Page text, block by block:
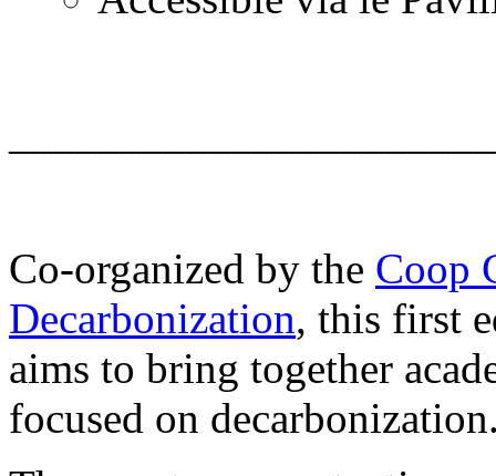
Co-organized by the Coop
Decarbonization, this first
aims to bring together
focused on